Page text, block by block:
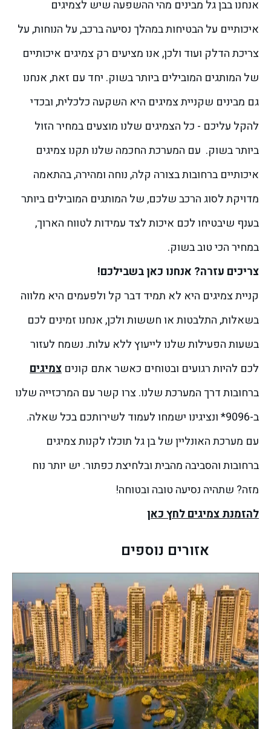
אנחנו בבן גל מבינים מהי ההשפעה שיש לצמיגים
איכותיים על הבטיחות במהלך נסיעה ברכב, על הנוחות, על
צריכת הדלק ועוד ולכן, אנו מציעים רק צמיגים איכותיים
של המותגים המובילים ביותר בשוק. יחד עם זאת, אנחנו
גם מבינים שקניית צמיגים היא השקעה כלכלית, ובכדי
להקל עליכם - כל הצמיגים שלנו מוצעים במחיר הזול
ביותר בשוק. עם המערכת החכמה שלנו תקנו צמיגים
איכותיים ברחובות בצורה קלה, נוחה ומהירה, בהתאמה
מדויקת לסוג הרכב שלכם, של המותגים המובילים ביותר
בענף שיבטיחו לכם איכות לצד עמידות לטווח הארוך,
במחיר הכי טוב בשוק.
צריכים עזרה? אנחנו כאן בשבילכם!
קניית צמיגים היא לא תמיד דבר קל ולפעמים היא מלווה
בשאלות, התלבטות או חששות ולכן, אנחנו זמינים לכם
בשעות הפעילות שלנו לייעוץ ללא עלות. נשמח לעזור
לכם להיות רגועים ובטוחים כאשר אתם קונים צמיגים
ברחובות דרך המערכת שלנו.צרו קשר עם המרכזייה שלנו
ב-9096* ונציגינו ישמחו לעמוד לשירותכם בכל שאלה.
עם מערכת האונליין שלבן גל תוכלו לקנות צמיגים
ברחובות והסביבה מהבית ובלחיצת כפתור. יש יותר נוח
מזה? שתהיה נסיעה טובה ובטוחה!
להזמנת צמיגים לחץ כאן
אזורים נוספים